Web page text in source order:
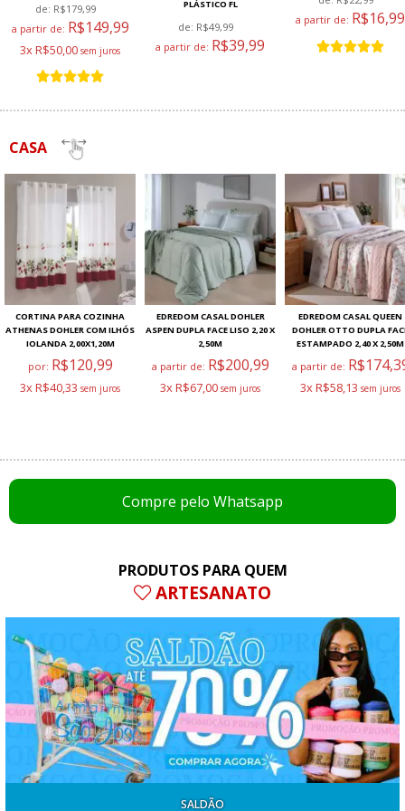
de: R$179,99
a partir de: R$149,99
3x R$50,00
PLÁSTICO FL
de: R$49,99
a partir de: R$39,99
a partir de: R$16,99
CASA
CORTINA PARA COZINHA
ATHENAS DOHLER COM ILHÓS
IOLANDA 2,00X1,20M
por: R$120,99
3x R$40,33
EDREDOM CASAL DOHLER
ASPEN DUPLA FACE LISO 2,20 X
2,50M
a partir de: R$200,99
3x R$67,00
EDREDOM CASAL QUEEN
DOHLER OTTO DUPLA
ESTAMPADO 2,40 X 2,50M
a partir de:
3x R$58,13
Compre pelo Whatsapp
PRODUTOS PARA QUEM
ARTESANATO
SALDÃO